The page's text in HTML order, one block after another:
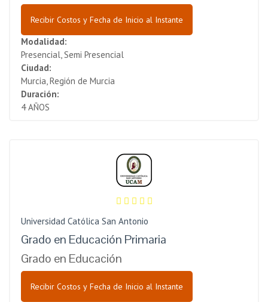
Recibir Costos y Fecha de Inicio al Instante
Modalidad:
Presencial, Semi Presencial
Ciudad:
Murcia, Región de Murcia
Duración:
4 AÑOS
Universidad Católica San Antonio
Grado en Educación Primaria
Grado en Educación
Recibir Costos y Fecha de Inicio al Instante